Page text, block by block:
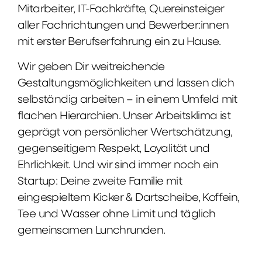
Mitarbeiter, IT-Fachkräfte, Quereinsteiger
aller Fachrichtungen und Bewerber:innen
mit erster Berufserfahrung ein zu Hause.
Wir geben Dir weitreichende
Gestaltungsmöglichkeiten und lassen dich
selbständig arbeiten – in einem Umfeld mit
flachen Hierarchien. Unser Arbeitsklima ist
geprägt von persönlicher Wertschätzung,
gegenseitigem Respekt, Loyalität und
Ehrlichkeit. Und wir sind immer noch ein
Startup: Deine zweite Familie mit
eingespieltem Kicker & Dartscheibe, Koffein,
Tee und Wasser ohne Limit und täglich
gemeinsamen Lunchrunden.